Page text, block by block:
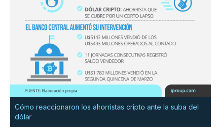
Cómo reaccionaron los ahorristas cripto ante la suba del
dólar